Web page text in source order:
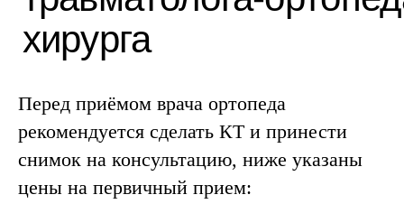
Перед приёмом врача ортопеда
рекомендуется сделать КТ и принести
снимок на консультацию, ниже указаны
цены на первичный прием:
✓ проводим полный осмотр
индивидуальный
план лечения
Булгаков Александр Юрьевич,
Чернышёв Николай
Александрович